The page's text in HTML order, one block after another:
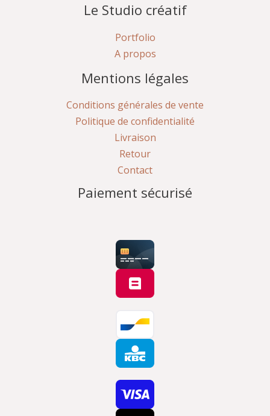
Le Studio créatif
Portfolio
A propos
Mentions légales
Conditions générales de vente
Politique de confidentialité
Livraison
Retour
Contact
Paiement sécurisé